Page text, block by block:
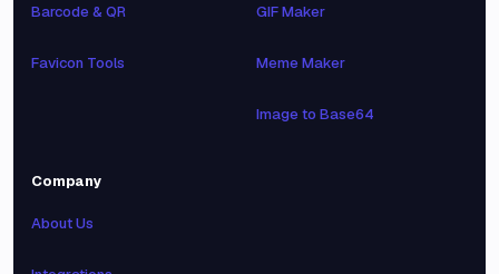
Barcode & QR
Favicon Tools
GIF Maker
Meme Maker
Image to Base64
Company
About Us